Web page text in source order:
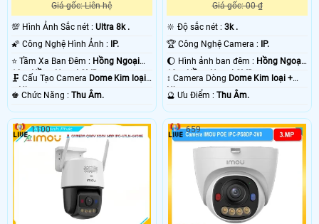
Giá gốc: Liên hệ
💯 Hình Ảnh Sắc nét : Ultra 8k .
🌠 Công Nghệ Hình Ảnh :
IP.
⭐ Tầm Xa Ban Đêm : Hồng Ngoại
10m Hồng Ngoại SMD.
🗜️ Cấu Tạo Camera Dome Kim loại
+ Nhựa.
️♚ Chức Năng : Thu Âm.
Giá gốc: 00 ₫
🔆 Độ sắc nét :3k .
🏆 Công Nghệ Camera :
IP.
🌔 Hình ảnh ban đêm : Hồng Ngoại
10m Hồng Ngoại SMD.
↕️ Camera Dòng Dome Kim loại +
Nhựa.
️🔮 Ưu Điểm :Thu Âm.
1100 659